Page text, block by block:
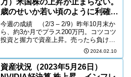
万）米国株の上昇が止まらない。
歳のせいか若い頃のように利確も
考えない。握力UP
今週の成績 （2/3 – 2/9）昨年10月末か
ら、約3か月でプラス200万円。コツコツ
投資と握力で資産上昇。売ったら負けの
2024.02.10
資産状況（2023年5月26日）